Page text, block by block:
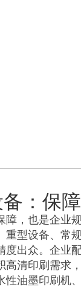
：保
，也是企业
重型设备、常
出众。企业
清印刷需求
油墨印刷机